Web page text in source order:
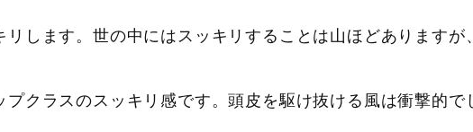
します。世の中にはスッキリすることは山ほどありますが、
プクラスのスッキリ感です。頭皮を駆け抜ける風は衝撃的で